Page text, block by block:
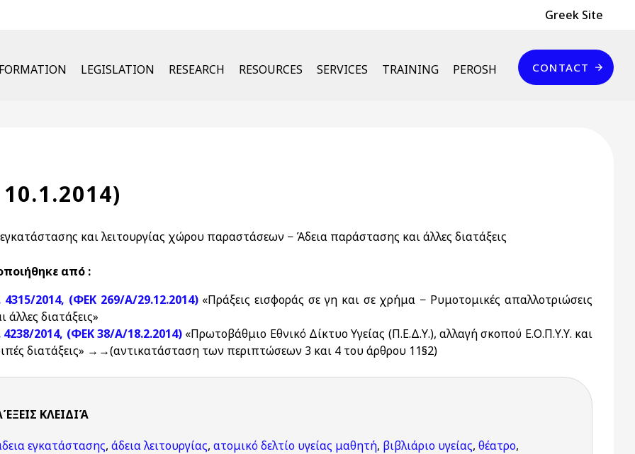
Header Top
Greek Site
LEGISLATION RESEARCH RESOURCES SERVICES TRAINING PEROSH
Επικοινωνία
CONTACT
και λειτουργίας χώρου παραστάσεων − Άδεια παράστασης και άλλες διατάξεις
από :
2014, (ΦΕΚ 269/Α/29.12.2014) «Πράξεις εισφοράς σε γη και σε χρήμα − Ρυμοτομικές απαλλοτριώσεις
άλλες διατάξεις»
2014, (ΦΕΚ 38/Α/18.2.2014) «Πρωτοβάθμιο Εθνικό Δίκτυο Υγείας (Π.Ε.Δ.Υ.), αλλαγή σκοπού Ε.Ο.Π.Υ.Υ. και
διατάξεις» →→(αντικατάσταση των περιπτώσεων 3 και 4 του άρθρου 11§2)
KΛΕΙΔΙΆ
εγκατάστασης, άδεια λειτουργίας, ατομικό δελτίο υγείας μαθητή, βιβλιάριο υγείας, θέατρο,